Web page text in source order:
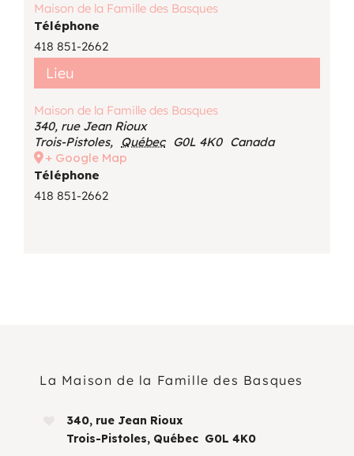
Lieu
Maison de la Famille des Basques
340, rue Jean Rioux
Trois-Pistoles, Québec G0L 4K0 Canada
+ Google Map
Téléphone
418 851-2662
Maison de la Famille des Basques
Téléphone
418 851-2662
La Maison de la Famille des Basques
340, rue Jean Rioux
Trois-Pistoles, Québec G0L 4K0